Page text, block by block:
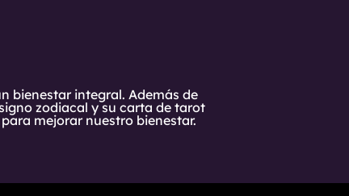
bienestar integral. Además de
zodiacal y su carta de tarot
mejorar nuestro bienestar.